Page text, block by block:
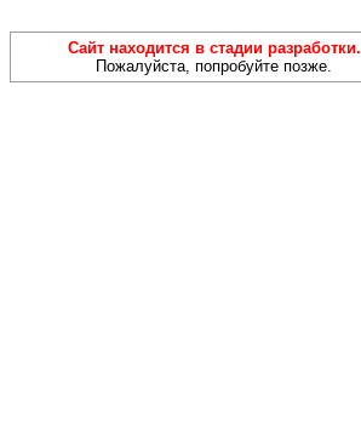
Сайт находится в стадии разработки.
Пожалуйста, попробуйте позже.